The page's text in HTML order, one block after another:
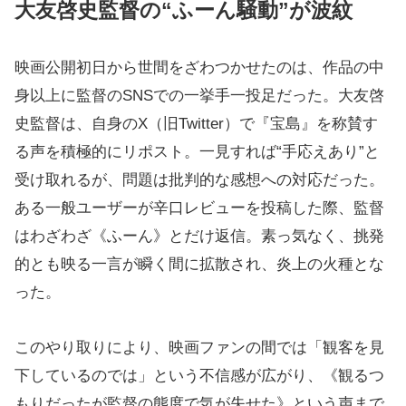
大友啓史監督の“ふーん騒動”が波紋
映画公開初日から世間をざわつかせたのは、作品の中
身以上に監督のSNSでの一挙手一投足だった。大友啓
史監督は、自身のX（旧Twitter）で『宝島』を称賛す
る声を積極的にリポスト。一見すれば“手応えあり”と
受け取れるが、問題は批判的な感想への対応だった。
ある一般ユーザーが辛口レビューを投稿した際、監督
はわざわざ《ふーん》とだけ返信。素っ気なく、挑発
的とも映る一言が瞬く間に拡散され、炎上の火種とな
った。
このやり取りにより、映画ファンの間では「観客を見
下しているのでは」という不信感が広がり、《観るつ